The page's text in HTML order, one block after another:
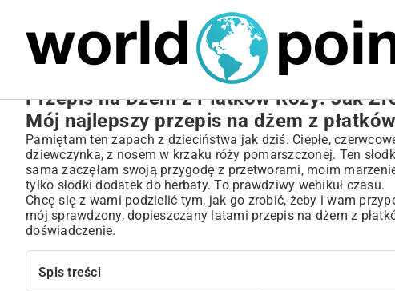
NIERUCHOMOŚCI
Przepis na Dżem z Płatków Róży: Jak
Mój najlepszy przepis na dżem z
Pamiętam ten zapach z dzieciństwa jak dziś. Ciepłe,
dziewczynka, z nosem w krzaku róży pomarszczonej. Ten
sama zaczęłam swoją przygodę z przetworami, moim
tylko słodki dodatek do herbaty. To prawdziwy wehikuł czasu.
Chcę się z wami podzielić tym, jak go zrobić, żeby i wam
mój sprawdzony, dopieszczany latami przepis na dżem z
doświadczenie.
Spis treści